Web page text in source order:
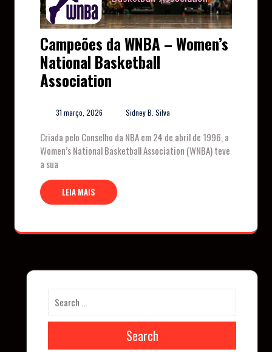
Campeões da WNBA – Women’s
National Basketball
Association
31 março, 2026 Sidney B. Silva
Criada pelo Conselho da NBA em 24 de abril de 1996, a
Women’s National Basketball Association (WNBA) teve
a sua
LEIA MAIS
Search